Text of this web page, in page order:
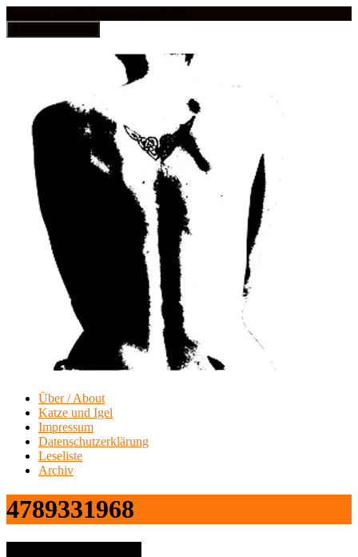
Über / About
Katze und Igel
Impressum
Datenschutzerklärung
Leseliste
Archiv
4789331968